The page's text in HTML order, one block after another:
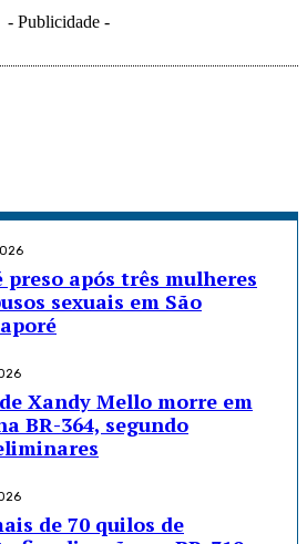
- Publicidade -
após três mulheres
sexuais em São
Xandy Mello morre em
BR-364, segundo
de 70 quilos de